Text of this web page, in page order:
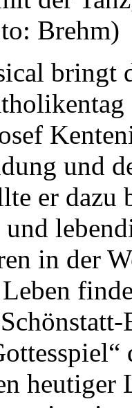
Brehm)
bringt
und
er dazu
und
in der
heutiger